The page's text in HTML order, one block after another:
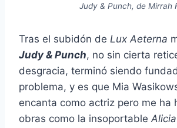
Judy & Punch, de Mirrah
Tras el subidón de Lux Aeterna
Judy & Punch, no sin cierta
desgracia, terminó siendo
problema, y es que Mia
encanta como actriz pero me ha
obras como la insoportable